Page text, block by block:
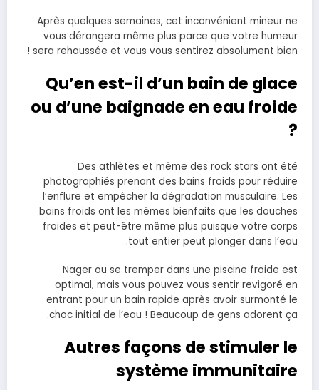
Après quelques semaines, cet inconvénient mineur ne
vous dérangera même plus parce que votre humeur
sera rehaussée et vous vous sentirez absolument bien !
Qu’en est-il d’un bain de glace
ou d’une baignade en eau froide
?
Des athlètes et même des rock stars ont été
photographiés prenant des bains froids pour réduire
l’enflure et empêcher la dégradation musculaire. Les
bains froids ont les mêmes bienfaits que les douches
froides et peut-être même plus puisque votre corps
tout entier peut plonger dans l’eau.
Nager ou se tremper dans une piscine froide est
optimal, mais vous pouvez vous sentir revigoré en
entrant pour un bain rapide après avoir surmonté le
choc initial de l’eau ! Beaucoup de gens adorent ça.
Autres façons de stimuler le
système immunitaire